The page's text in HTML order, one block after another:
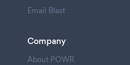
Email Blast
Company
About POWR